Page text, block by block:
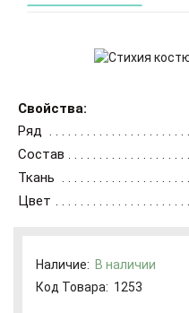
Свойства:
Ряд
Состав
Ткань
Цвет
Наличие: В наличии
Код Товара: 1253